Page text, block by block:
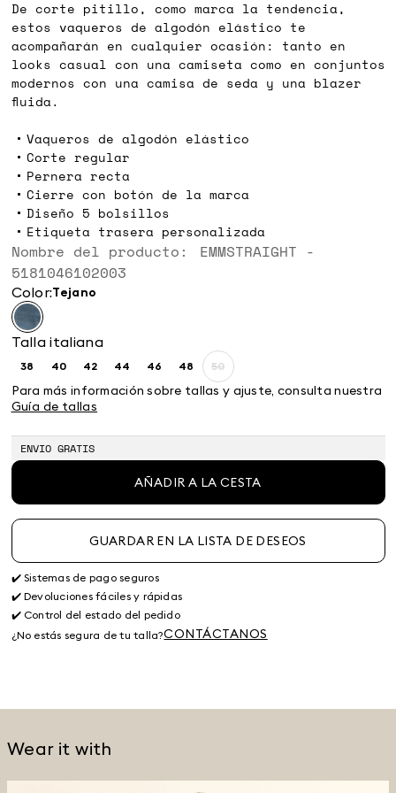
De corte pitillo, como marca la tendencia,
estos vaqueros de algodón elástico te
acompañarán en cualquier ocasión: tanto en
looks casual con una camiseta como en conjuntos
modernos con una camisa de seda y una blazer
fluida.
Vaqueros de algodón elástico
Corte regular
Pernera recta
Cierre con botón de la marca
Diseño 5 bolsillos
Etiqueta trasera personalizada
Nombre del producto: EMMSTRAIGHT -
5181046102003
Color: tejano
Talla italiana
38Size: 40Size:
40
42Size:44Size:
44
46Size:
46
48Size:
48
50Size:
50
Para más información sobre tallas y ajuste, consulta nuestra
Guía de tallas
ENVIO GRATIS
AÑADIR A LA CESTA
GUARDAR EN LA LISTA DE DESEOS
✔️ Sistemas de pago seguros
✔️ Devoluciones fáciles y rápidas
✔️ Control del estado del pedido
¿No estás segura de tu talla?CONTÁCTANOS
Wear it with